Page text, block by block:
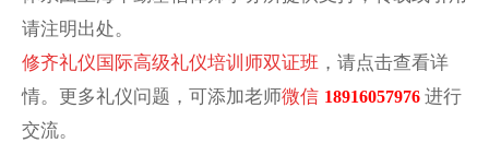
请注明出处。
修齐礼仪国际高级礼仪培训师双证班，请点击查看详
情。更多礼仪问题，可添加老师微信 18916057976 进行
交流。